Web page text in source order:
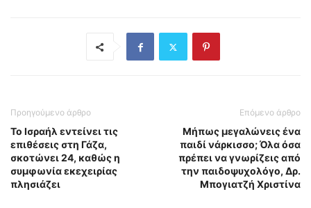
Προηγούμενο άρθρο
Το Ισραήλ εντείνει τις
επιθέσεις στη Γάζα,
σκοτώνει 24, καθώς η
συμφωνία εκεχειρίας
πλησιάζει
Επόμενο άρθρο
Μήπως μεγαλώνεις ένα
παιδί νάρκισσο; Όλα όσα
πρέπει να γνωρίζεις από
την παιδοψυχολόγο, Δρ.
Μπογιατζή Χριστίνα